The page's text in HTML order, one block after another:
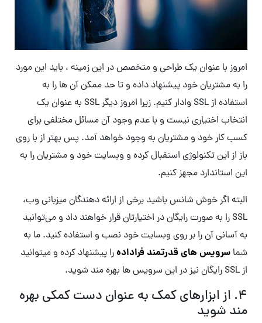
امروز با عنوان یک طراحی و متخصص در این زمینه ، باید این مورد
را به مشتریان خود پیشنهاد داده و تا حد ممکن آن ها را به
استفاده از SSL وادار کنیم. زیرا امروز دیگر SSL به عنوان یک
انتخاب اختیاری نیست و با عدم وجود آن مسائل مختلفی برای
کسب کار خود و مشتریان به وجود خواهد آمد. پس بهتر از با روی
باز از این تکنولوژی استقبال کرده و وبسایت خود و مشتریان را به
این استاندارد مجهز کنیم.
البته اگر خوش شانس باشید برخی از ارائه دهندگان میزبانی وب،
SSL را به صورت رایگان در اختیارتان قرار خواهند داد و می‌توانید
به آسانی آن را بر روی وبسایت خود نصب و استفاده کنید. ما به
شما سرویس های قدرتمند فرادادهرا پیشنهاد کرده و میتوانید
از SSL رایگان نیز در این سرویس ها بهره مند شوید.
۴. از ابزارهای کمک به عنوان دست کمکی بهره
مند شوید